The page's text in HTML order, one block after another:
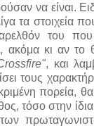
να είναι.
τα στοιχεία
του
ακόμα κι αν το
, και
τους
πορεία,
τόσο στην